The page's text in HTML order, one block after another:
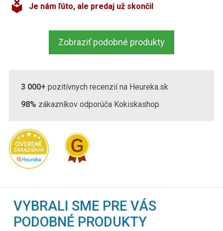
Je nám ľúto, ale predaj už skončil
Zobraziť podobné produkty
3 000+ pozitívnych recenzií na Heureka.sk
98% zákazníkov odporúča Kokiskashop
VYBRALI SME PRE VÁS
PODOBNÉ PRODUKTY